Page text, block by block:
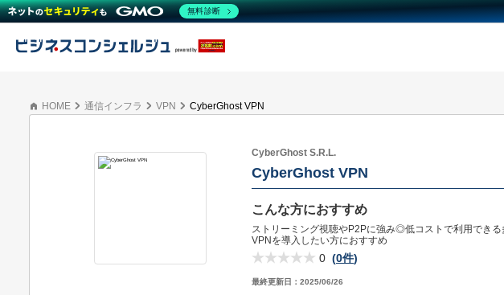
HOME 通信インフラ VPN CyberGhost VPN
CyberGhost S.R.L.
CyberGhost VPN
こんな方におすすめ
ストリーミング視聴やP2Pに強み◎低コストで利用できる
VPNを導入したい方におすすめ
0 (0件)
最終更新日： 2025/06/26
無料診断